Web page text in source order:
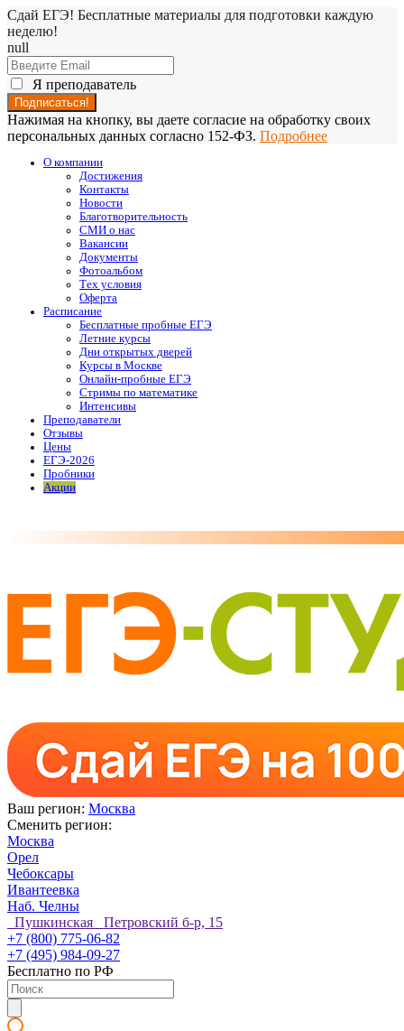
Сдай ЕГЭ! Бесплатные материалы для подготовки каждую
неделю!
null
Я преподаватель
Нажимая на кнопку, вы даете согласие на обработку своих
персональных данных согласно 152-ФЗ. Подробнее
О компании
Достижения
Контакты
Новости
Благотворительность
СМИ о нас
Вакансии
Документы
Фотоальбом
Тех условия
Оферта
Расписание
Бесплатные пробные ЕГЭ
Летние курсы
Дни открытых дверей
Курсы в Москве
Онлайн-пробные ЕГЭ
Стримы по математике
Интенсивы
Преподаватели
Отзывы
Цены
ЕГЭ-2026
Пробники
Акции
Ваш регион: Москва
Сменить регион:
Москва
Орел
Чебоксары
Ивантеевка
Наб. Челны
Пушкинская Петровский б-р, 15
+7 (800) 775-06-82
+7 (495) 984-09-27
Бесплатно по РФ